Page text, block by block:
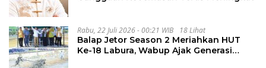
Rabu, 22 Juli 2026 - 00:21 WIB 18 Lihat
Balap Jetor Season 2 Meriahkan HUT
Ke-18 Labura, Wabup Ajak Generasi